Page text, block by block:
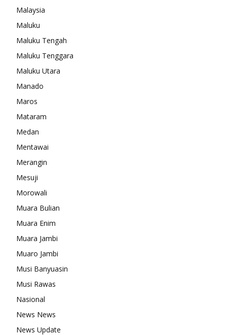
Malaysia
Maluku
Maluku Tengah
Maluku Tenggara
Maluku Utara
Manado
Maros
Mataram
Medan
Mentawai
Merangin
Mesuji
Morowali
Muara Bulian
Muara Enim
Muara Jambi
Muaro Jambi
Musi Banyuasin
Musi Rawas
Nasional
News News
News Update